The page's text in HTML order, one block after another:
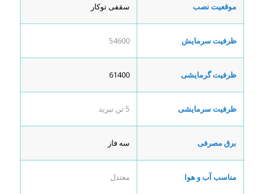
موقعیت نصب سقفی توکار
ظرفیت سرمایش 54600
ظرفیت گرمایشی 61400
ظرفیت سرمایشی 5 تن تبرید
برق مصرفی سه فاز
مناسب آب و هوا معتدل